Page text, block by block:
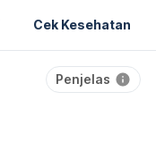
Cek Kesehatan
Penjelas